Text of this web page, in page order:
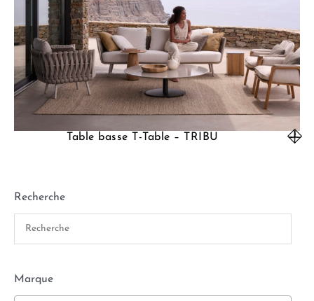
Recherche
Marque
Table basse T-Table – TRIBU